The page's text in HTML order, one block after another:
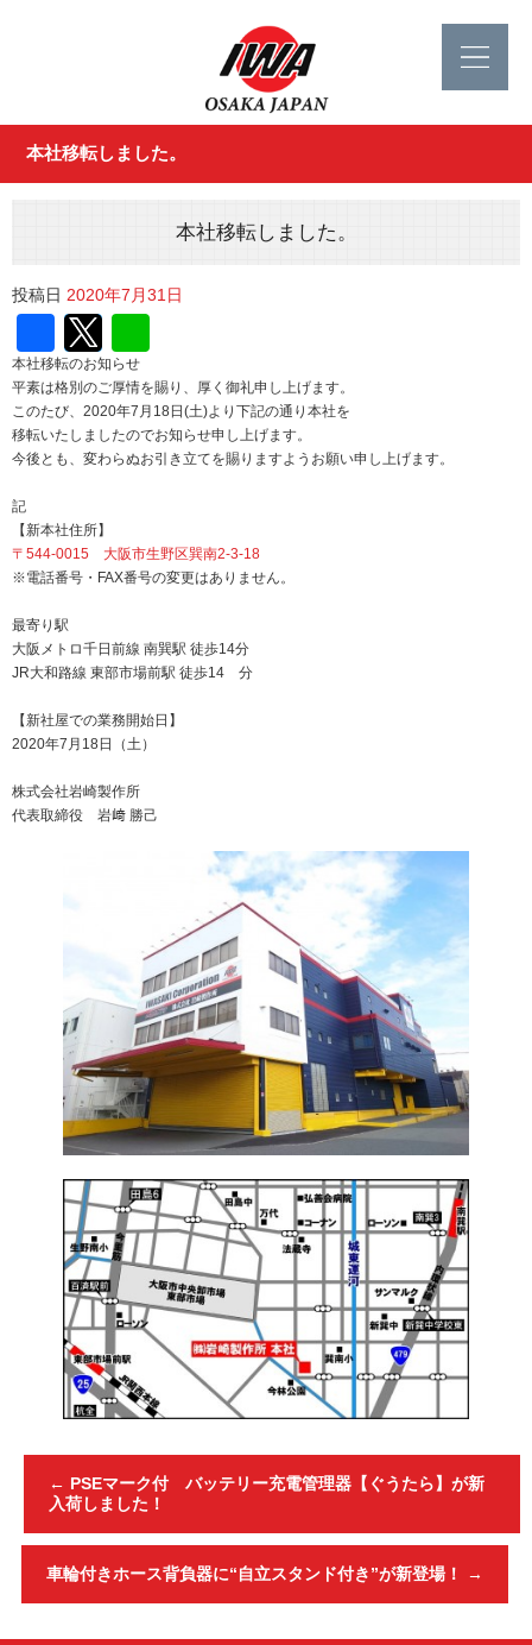
本社移転しました。
本社移転しました。
投稿日 2020年7月31日
Facebook
本社移転のお知らせ
平素は格別のご厚情を賜り、厚く御礼申し上げます。
このたび、2020年7月18日(土)より下記の通り本社を
移転いたしましたのでお知らせ申し上げます。
今後とも、変わらぬお引き立てを賜りますようお願い申し上げます。
記
【新本社住所】
〒544-0015 大阪市生野区巽南2-3-18
※電話番号・FAX番号の変更はありません。
最寄り駅
大阪メトロ千日前線 南巽駅 徒歩14分
JR大和路線 東部市場前駅 徒歩14 分
【新社屋での業務開始日】
2020年7月18日（土）
株式会社岩崎製作所
代表取締役 岩﨑 勝己
← PSEマーク付 バッテリー充電管理器【ぐうたら】が新
入荷しました！
車輪付きホース背負器に“自立スタンド付き”が新登場！ →